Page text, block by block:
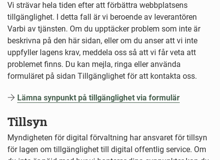
Vi strävar hela tiden efter att förbättra webbplatsens
tillgänglighet. I detta fall är vi beroende av leverantören
Varbi av tjänsten. Om du upptäcker problem som inte är
beskrivna på den här sidan, eller om du anser att vi inte
uppfyller lagens krav, meddela oss så att vi får veta att
problemet finns. Du kan mejla, ringa eller använda
formuläret på sidan Tillgänglighet för att kontakta oss.
Lämna synpunkt på tillgänglighet via formulär
Tillsyn
Myndigheten för digital förvaltning har ansvaret för tillsyn
för lagen om tillgänglighet till digital offentlig service. Om